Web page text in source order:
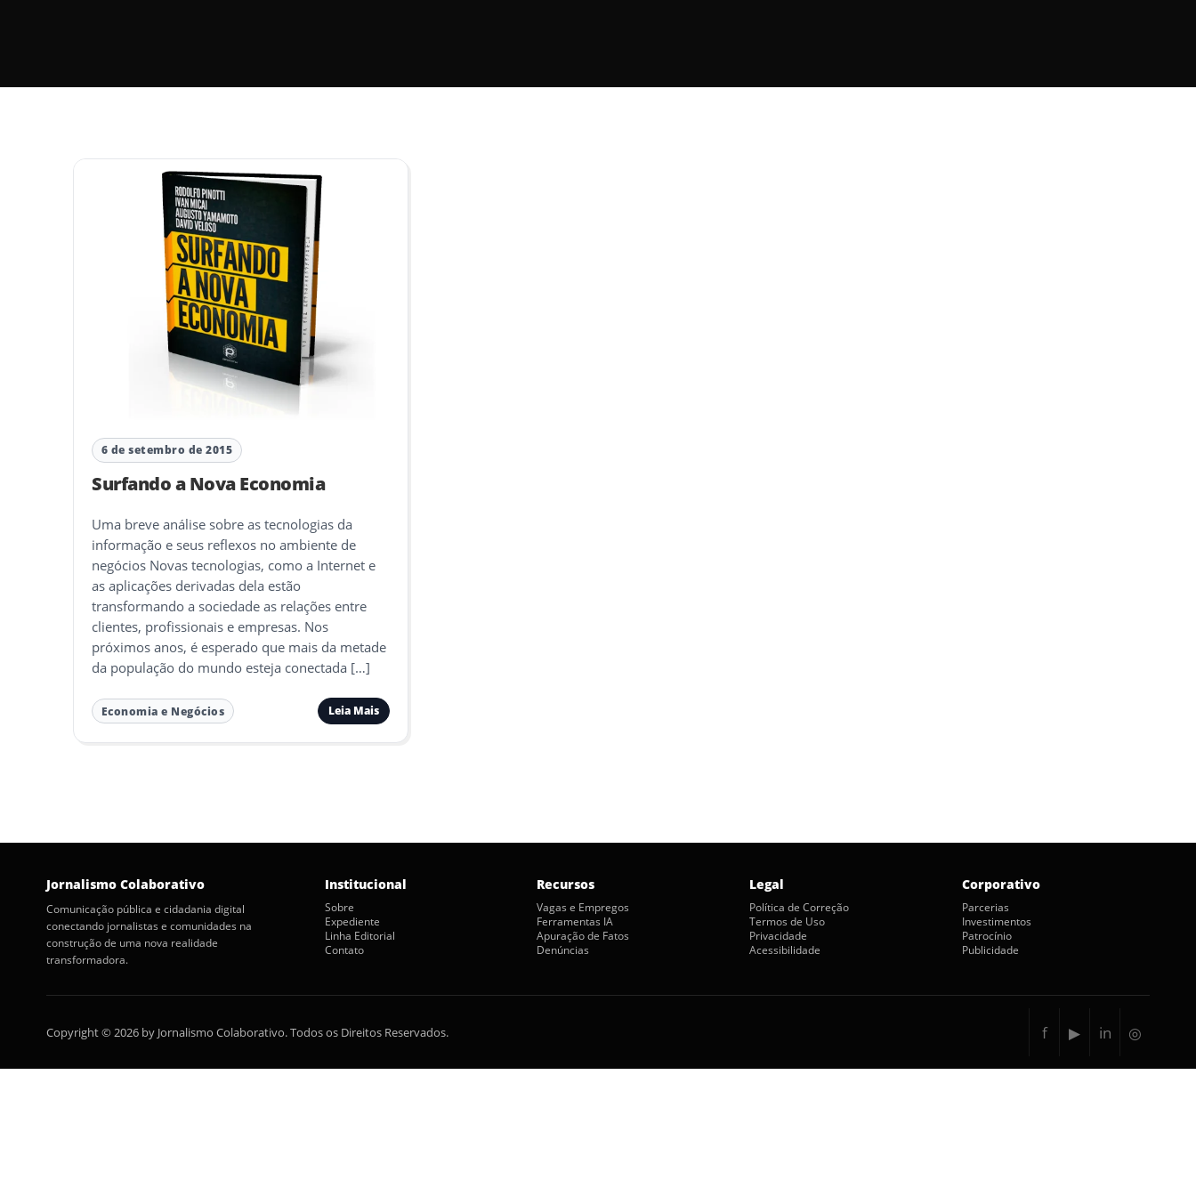
6 de setembro de 2015
Surfando a Nova Economia
Uma breve análise sobre as tecnologias da
informação e seus reflexos no ambiente de
negócios Novas tecnologias, como a Internet e
as aplicações derivadas dela estão
transformando a sociedade as relações entre
clientes, profissionais e empresas. Nos
próximos anos, é esperado que mais da metade
da população do mundo esteja conectada […]
Economia e Negócios Leia Mais
Jornalismo Colaborativo
Comunicação pública e cidadania digital
conectando jornalistas e comunidades na
construção de uma nova realidade
transformadora.
Institucional
Sobre
Expediente
Linha Editorial
Contato
Recursos
Vagas e Empregos
Ferramentas IA
Apuração de Fatos
Denúncias
Legal
Política de Correção
Termos de Uso
Privacidade
Acessibilidade
Corporativo
Parcerias
Investimentos
Patrocínio
Publicidade
Copyright © 2026 by Jornalismo Colaborativo. Todos os Direitos Reservados. f ▶ in ◎